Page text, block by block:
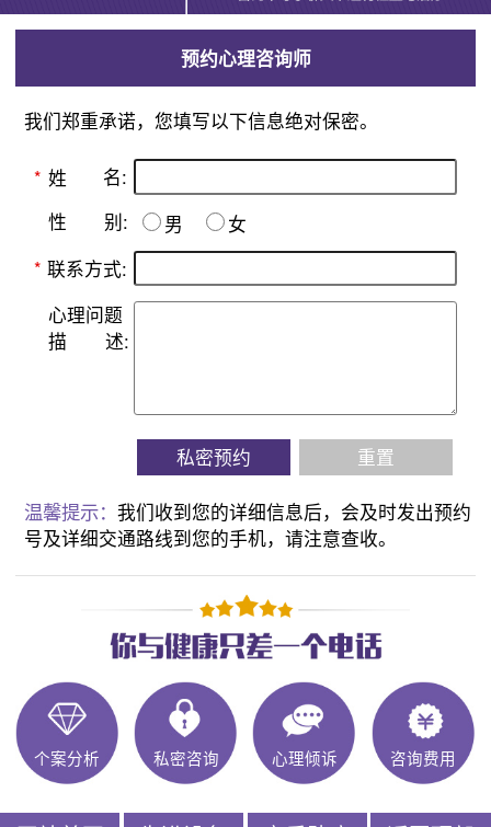
预约心理咨询师
我们郑重承诺，您填写以下信息绝对保密。
* 姓 名:
性 别: 男
女
* 联系方式:
心理问题
描
述:
私密预约 重置
温馨提示：我们收到您的详细信息后，会及时发出预约
号及详细交通路线到您的手机，请注意查收。
个案分析 私密咨询 心理倾诉 咨询费用